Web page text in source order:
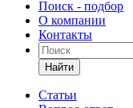
Поиск - подбор
О компании
Контакты
Найти
Статьи